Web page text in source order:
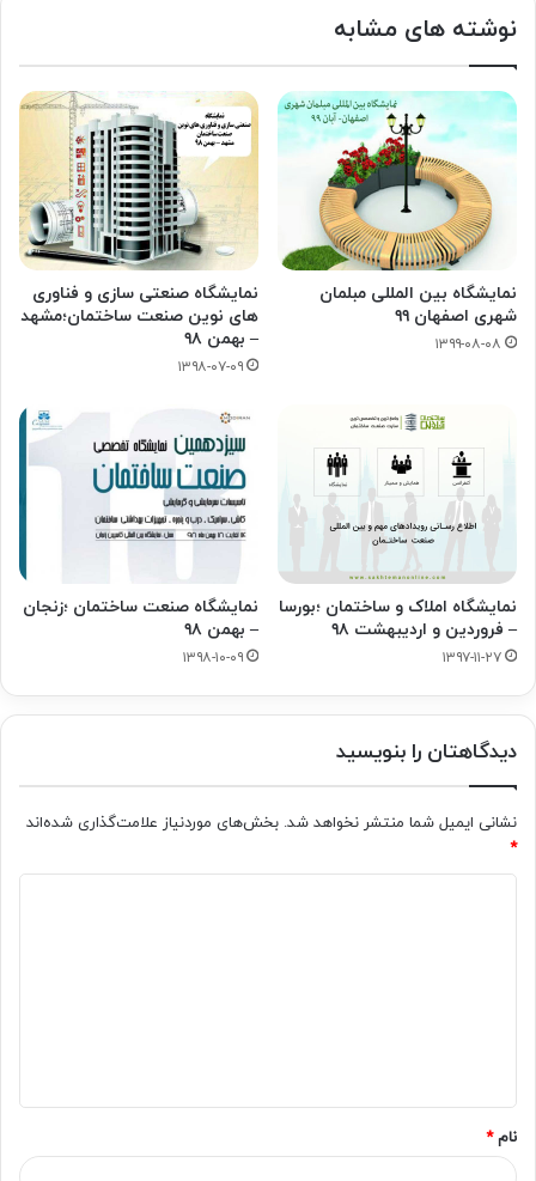
نوشته های مشابه
نمایشگاه بین المللی مبلمان
شهری اصفهان ۹۹
۱۳۹۹-۰۸-۰۸
نمایشگاه صنعتی سازی و فناوری
های نوین صنعت ساختمان؛مشهد
– بهمن ۹۸
۱۳۹۸-۰۷-۰۹
نمایشگاه املاک و ساختمان ؛بورسا
– فروردین و اردیبهشت ۹۸
۱۳۹۷-۱۱-۲۷
نمایشگاه صنعت ساختمان ؛زنجان
– بهمن ۹۸
۱۳۹۸-۱۰-۰۹
دیدگاهتان را بنویسید
نشانی ایمیل شما منتشر نخواهد شد. بخش‌های موردنیاز علامت‌گذاری شده‌اند
*
*
نام*